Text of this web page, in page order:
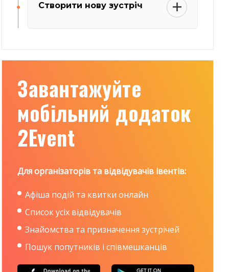
Створити нову зустріч
Завантажуйте
мобільний додаток
2Event
Для організаторів та відвідувачів івентів:
Афіша подій та квитки онлайн
Список усіх відвідувачів
Знайомства та призначення зустрічей
Пошук попутників і співмешканців